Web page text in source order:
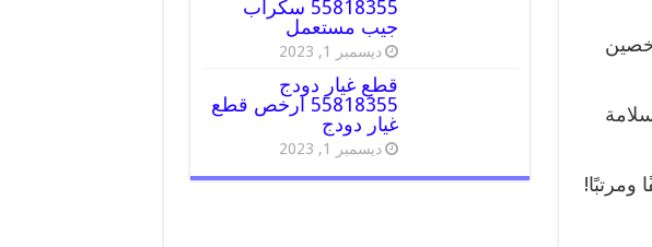
ومرتبًا!
55818355 سكراب
جيب مستعمل
ديسمبر 1, 2023
قطع غيار دودج
55818355 ارخص قطع
غيار دودج
ديسمبر 1, 2023